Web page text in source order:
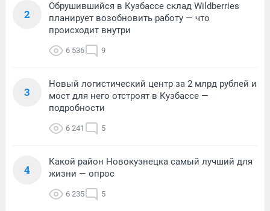
2
Обрушившийся в Кузбассе склад Wildberries
планирует возобновить работу — что
происходит внутри
6 536 9
3
Новый логистический центр за 2 млрд рублей и
мост для него отстроят в Кузбассе —
подробности
6 241 5
4
Какой район Новокузнецка самый лучший для
жизни — опрос
6 235 5